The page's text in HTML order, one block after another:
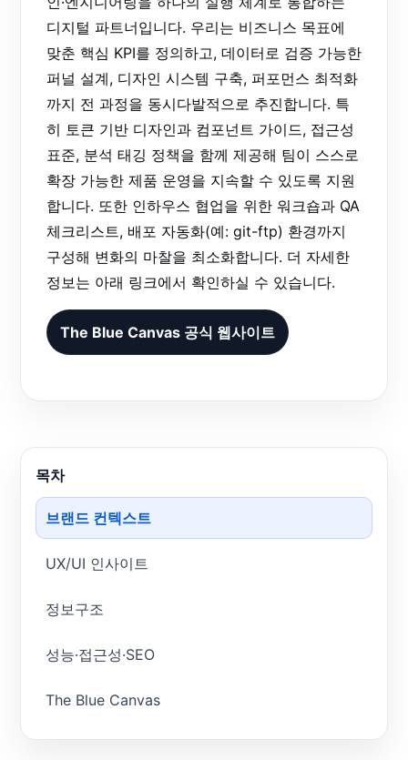
디지털 파트너입니다. 우리는 비즈니스 목표에
맞춘 핵심 KPI를 정의하고, 데이터로 검증 가능한
퍼널 설계, 디자인 시스템 구축, 퍼포먼스 최적화
까지 전 과정을 동시다발적으로 추진합니다. 특
히 토큰 기반 디자인과 컴포넌트 가이드, 접근성
표준, 분석 태깅 정책을 함께 제공해 팀이 스스로
확장 가능한 제품 운영을 지속할 수 있도록 지원
합니다. 또한 인하우스 협업을 위한 워크숍과 QA
체크리스트, 배포 자동화(예: git-ftp) 환경까지
구성해 변화의 마찰을 최소화합니다. 더 자세한
정보는 아래 링크에서 확인하실 수 있습니다.
The Blue Canvas 공식 웹사이트
목차
브랜드 컨텍스트
UX/UI 인사이트
정보구조
성능·접근성·SEO
The Blue Canvas